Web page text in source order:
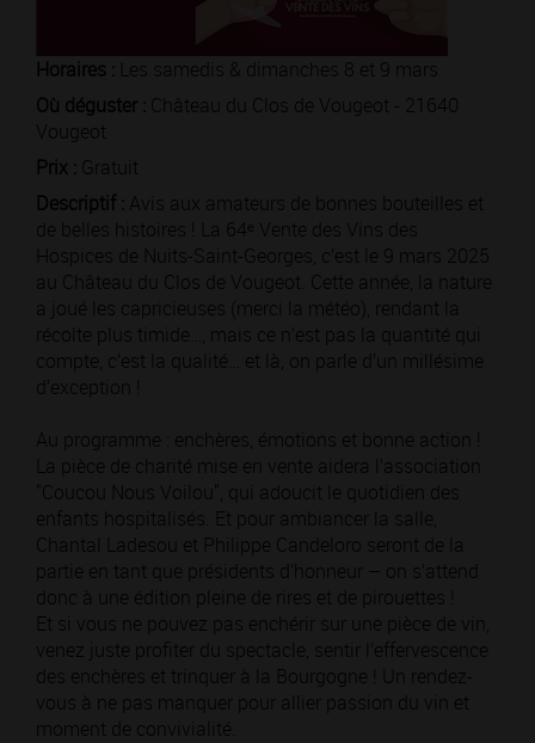
Horaires : Les samedis & dimanches 8 et 9 mars
Où déguster : Château du Clos de Vougeot - 21640
Vougeot
Prix : Gratuit
Descriptif : Avis aux amateurs de bonnes bouteilles et
de belles histoires ! La 64ᵉ Vente des Vins des
Hospices de Nuits-Saint-Georges, c’est le 9 mars 2025
au Château du Clos de Vougeot. Cette année, la nature
a joué les capricieuses (merci la météo), rendant la
récolte plus timide…, mais ce n’est pas la quantité qui
compte, c’est la qualité… et là, on parle d’un millésime
d’exception !
Au programme : enchères, émotions et bonne action !
La pièce de charité mise en vente aidera l’association
"Coucou Nous Voilou", qui adoucit le quotidien des
enfants hospitalisés. Et pour ambiancer la salle,
Chantal Ladesou et Philippe Candeloro seront de la
partie en tant que présidents d’honneur – on s’attend
donc à une édition pleine de rires et de pirouettes !
Et si vous ne pouvez pas enchérir sur une pièce de vin,
venez juste profiter du spectacle, sentir l’effervescence
des enchères et trinquer à la Bourgogne ! Un rendez-
vous à ne pas manquer pour allier passion du vin et
moment de convivialité.